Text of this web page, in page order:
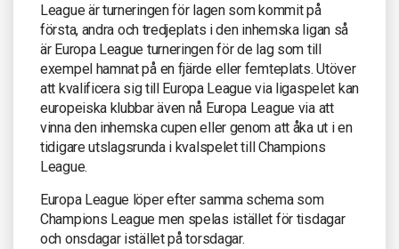
League är turneringen för lagen som kommit på
första, andra och tredjeplats i den inhemska ligan så
är Europa League turneringen för de lag som till
exempel hamnat på en fjärde eller femteplats. Utöver
att kvalificera sig till Europa League via ligaspelet kan
europeiska klubbar även nå Europa League via att
vinna den inhemska cupen eller genom att åka ut i en
tidigare utslagsrunda i kvalspelet till Champions
League.
Europa League löper efter samma schema som
Champions League men spelas istället för tisdagar
och onsdagar istället på torsdagar.